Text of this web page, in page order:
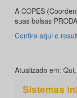
A COPES
suas bolsas
Confira aqui o
Atualizado em:
Sistemas